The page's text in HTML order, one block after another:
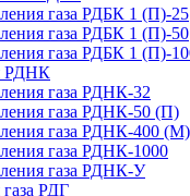
газа РДБК 1 (П)-25
газа РДБК 1 (П)-50
газа РДБК 1 (П)-
РДНК
газа РДНК-32
газа РДНК-50 (П)
газа РДНК-400 (М)
газа РДНК-1000
газа РДНК-У
РДГ